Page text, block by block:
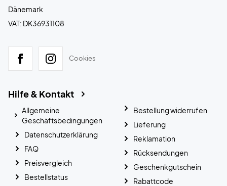
Dänemark
VAT: DK36931108
Cookies
Hilfe & Kontakt
Allgemeine
Geschäftsbedingungen
Datenschutzerklärung
FAQ
Preisvergleich
Bestellstatus
Bestellung widerrufen
Lieferung
Reklamation
Rücksendungen
Geschenkgutschein
Rabattcode